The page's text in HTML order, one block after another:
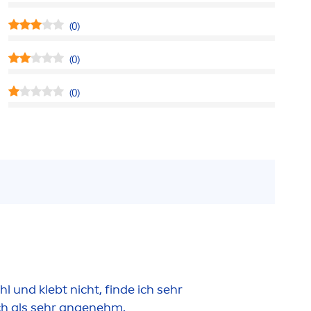
(0)
(0)
(0)
und klebt nicht, finde ich sehr
als sehr angenehm.